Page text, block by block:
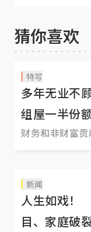
猜你喜欢
特写
多年无业
组屋一半份
财务和非财富
新闻
人生如戏！
目、家庭破